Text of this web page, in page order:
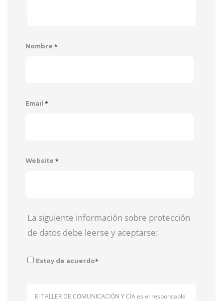
Nombre *
Email *
Website *
La siguiente información sobre protección
de datos debe leerse y aceptarse:
Estoy de acuerdo*
El TALLER DE COMUNICACIÓN Y CÍA es el responsable